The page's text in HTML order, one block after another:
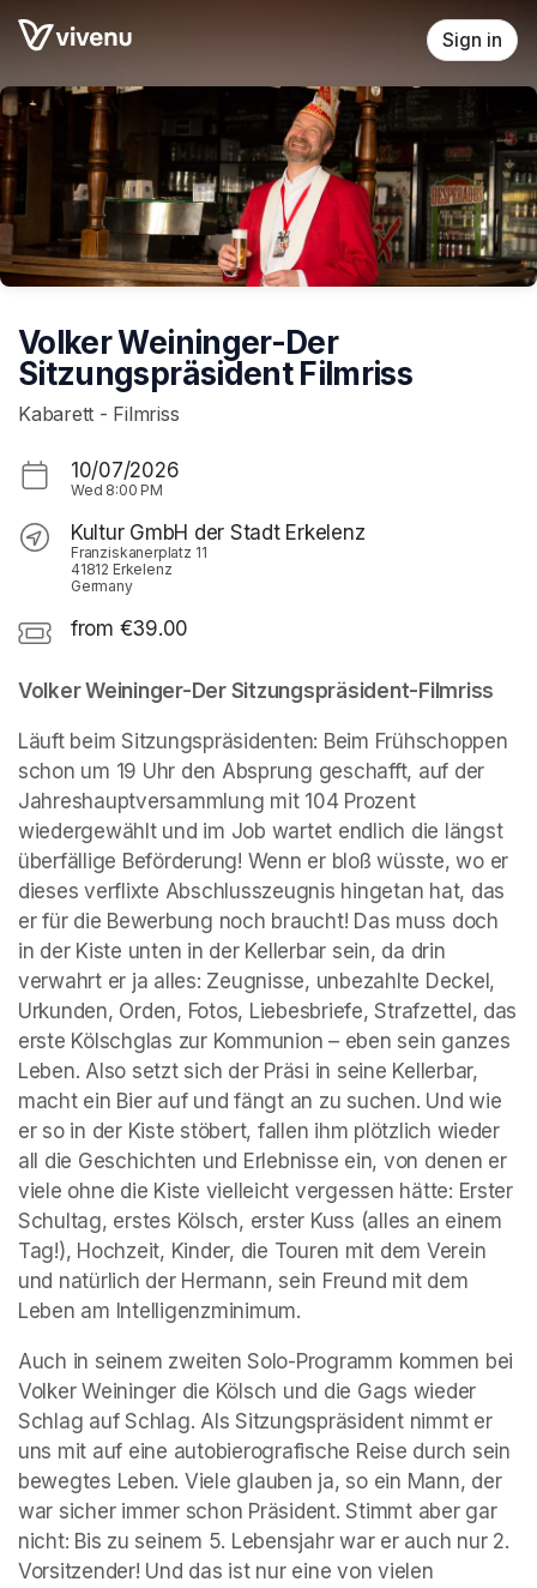
Skip header
Sign in
Volker Weininger-Der
Sitzungspräsident Filmriss
Kabarett - Filmriss
10/07/2026
Wed 8:00 PM
Kultur GmbH der Stadt Erkelenz
Franziskanerplatz 11
41812 Erkelenz
Germany
from €39.00
Volker Weininger-Der Sitzungspräsident-Filmriss
Läuft beim Sitzungspräsidenten: Beim Frühschoppen
schon um 19 Uhr den Absprung geschafft, auf der
Jahreshauptversammlung mit 104 Prozent
wiedergewählt und im Job wartet endlich die längst
überfällige Beförderung! Wenn er bloß wüsste, wo er
dieses verflixte Abschlusszeugnis hingetan hat, das
er für die Bewerbung noch braucht! Das muss doch
in der Kiste unten in der Kellerbar sein, da drin
verwahrt er ja alles: Zeugnisse, unbezahlte Deckel,
Urkunden, Orden, Fotos, Liebesbriefe, Strafzettel, das
erste Kölschglas zur Kommunion – eben sein ganzes
Leben. Also setzt sich der Präsi in seine Kellerbar,
macht ein Bier auf und fängt an zu suchen. Und wie
er so in der Kiste stöbert, fallen ihm plötzlich wieder
all die Geschichten und Erlebnisse ein, von denen er
viele ohne die Kiste vielleicht vergessen hätte: Erster
Schultag, erstes Kölsch, erster Kuss (alles an einem
Tag!), Hochzeit, Kinder, die Touren mit dem Verein
und natürlich der Hermann, sein Freund mit dem
Leben am Intelligenzminimum.
Auch in seinem zweiten Solo-Programm kommen bei
Volker Weininger die Kölsch und die Gags wieder
Schlag auf Schlag. Als Sitzungspräsident nimmt er
uns mit auf eine autobierografische Reise durch sein
bewegtes Leben. Viele glauben ja, so ein Mann, der
war sicher immer schon Präsident. Stimmt aber gar
nicht: Bis zu seinem 5. Lebensjahr war er auch nur 2.
Vorsitzender! Und das ist nur eine von vielen